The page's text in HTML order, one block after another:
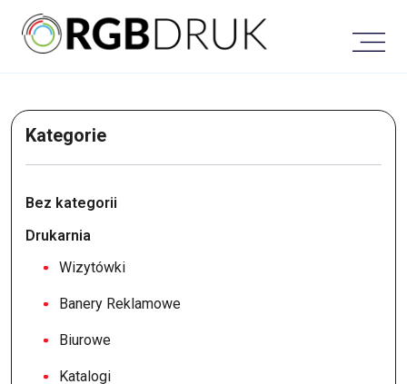
content
Kategorie
Bez kategorii
Drukarnia
Wizytówki
Banery Reklamowe
Biurowe
Katalogi